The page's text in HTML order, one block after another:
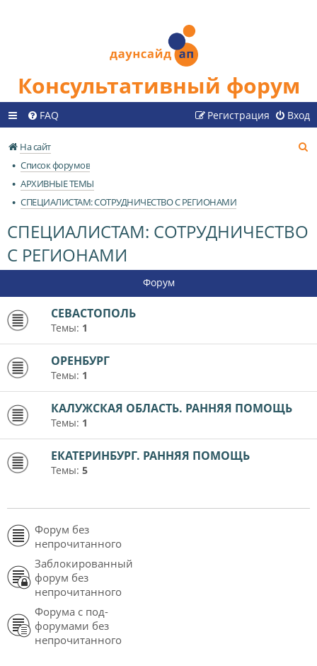
Консультативный форум
FAQ Вход
Регистрация
На сайт
Список форумов
АРХИВНЫЕ ТЕМЫ
СПЕЦИАЛИСТАМ: СОТРУДНИЧЕСТВО С РЕГИОНАМИ
СПЕЦИАЛИСТАМ: СОТРУДНИЧЕСТВО
С РЕГИОНАМИ
Форум
СЕВАСТОПОЛЬ
Темы: 1
ОРЕНБУРГ
Темы: 1
КАЛУЖСКАЯ ОБЛАСТЬ. РАННЯЯ ПОМОЩЬ
Темы: 1
ЕКАТЕРИНБУРГ. РАННЯЯ ПОМОЩЬ
Темы: 5
Форум без
непрочитанного
Заблокированный
форум без
непрочитанного
Форума с под-
форумами без
непрочитанного